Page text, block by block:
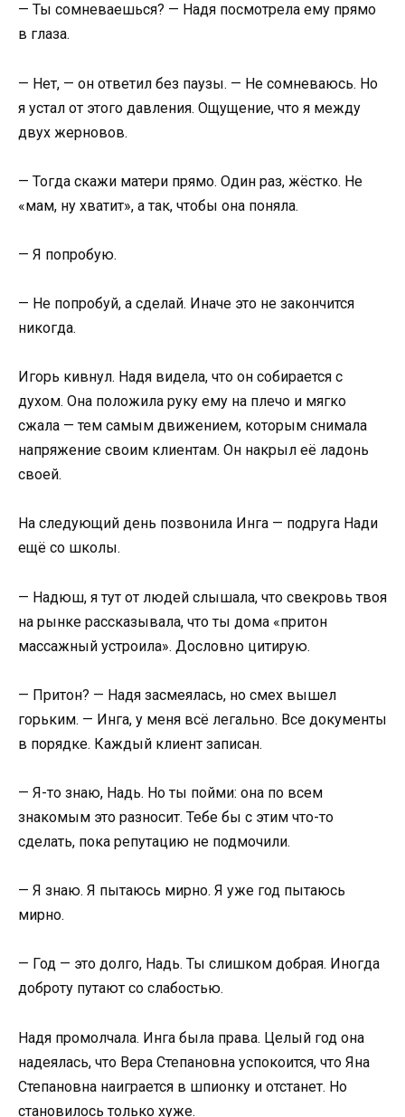
— Ты сомневаешься? — Надя посмотрела ему прямо
в глаза.
— Нет, — он ответил без паузы. — Не сомневаюсь. Но
я устал от этого давления. Ощущение, что я между
двух жерновов.
— Тогда скажи матери прямо. Один раз, жёстко. Не
«мам, ну хватит», а так, чтобы она поняла.
— Я попробую.
— Не попробуй, а сделай. Иначе это не закончится
никогда.
Игорь кивнул. Надя видела, что он собирается с
духом. Она положила руку ему на плечо и мягко
сжала — тем самым движением, которым снимала
напряжение своим клиентам. Он накрыл её ладонь
своей.
На следующий день позвонила Инга — подруга Нади
ещё со школы.
— Надюш, я тут от людей слышала, что свекровь твоя
на рынке рассказывала, что ты дома «притон
массажный устроила». Дословно цитирую.
— Притон? — Надя засмеялась, но смех вышел
горьким. — Инга, у меня всё легально. Все документы
в порядке. Каждый клиент записан.
— Я-то знаю, Надь. Но ты пойми: она по всем
знакомым это разносит. Тебе бы с этим что-то
сделать, пока репутацию не подмочили.
— Я знаю. Я пытаюсь мирно. Я уже год пытаюсь
мирно.
— Год — это долго, Надь. Ты слишком добрая. Иногда
доброту путают со слабостью.
Надя промолчала. Инга была права. Целый год она
надеялась, что Вера Степановна успокоится, что Яна
Степановна наиграется в шпионку и отстанет. Но
становилось только хуже.